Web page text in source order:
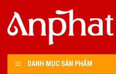
đến
nội
DANH MỤC SẢN PHẨM